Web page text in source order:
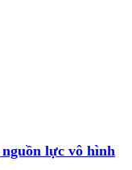
lực vô hình